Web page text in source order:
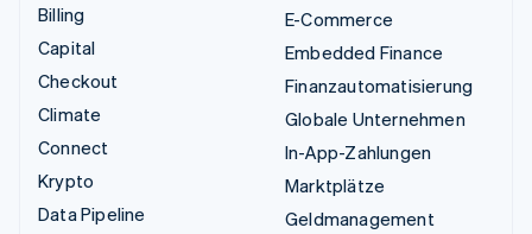
Billing
Capital
Checkout
Climate
Connect
Krypto
Data Pipeline
E-Commerce
Embedded Finance
Finanzautomatisierung
Globale Unternehmen
In-App-Zahlungen
Marktplätze
Geldmanagement